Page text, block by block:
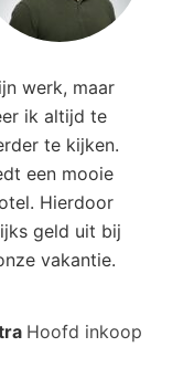
werk, maar
ik altijd te
te kijken.
een mooie
Hierdoor
geld uit bij
vakantie.
Hoofd inkoop